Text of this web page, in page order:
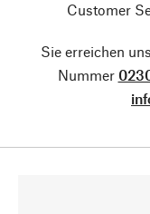
Customer
Sie erreichen
Nummer